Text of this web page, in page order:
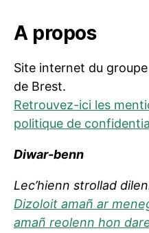
A propos
Site internet du groupe
de Brest.
Retrouvez-ici les
politique de
Diwar-benn
Lec’hienn strollad
Dizoloit amañ ar
amañ reolenn hon